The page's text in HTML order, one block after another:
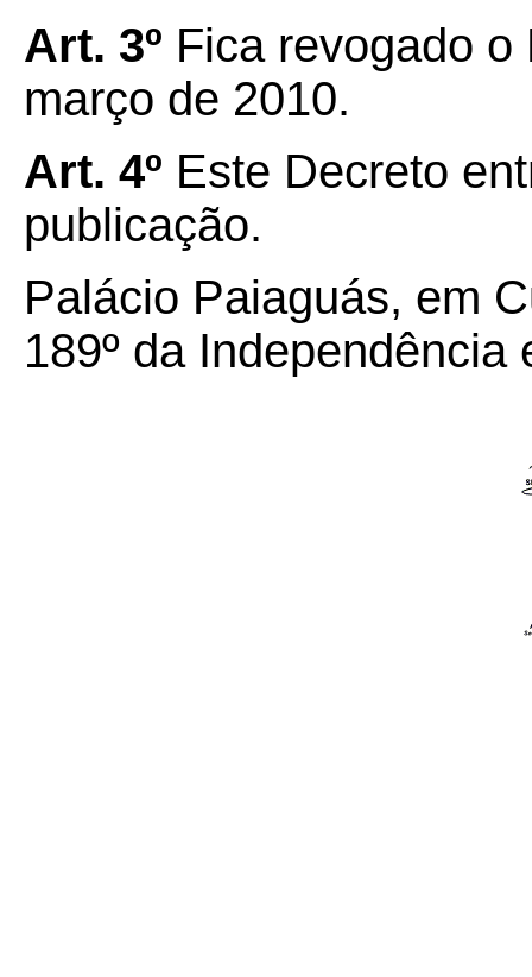
Art. 3º Fica revogado
março de 2010.
Art. 4º Este Decreto
publicação.
Palácio Paiaguás, em
189º da Independência